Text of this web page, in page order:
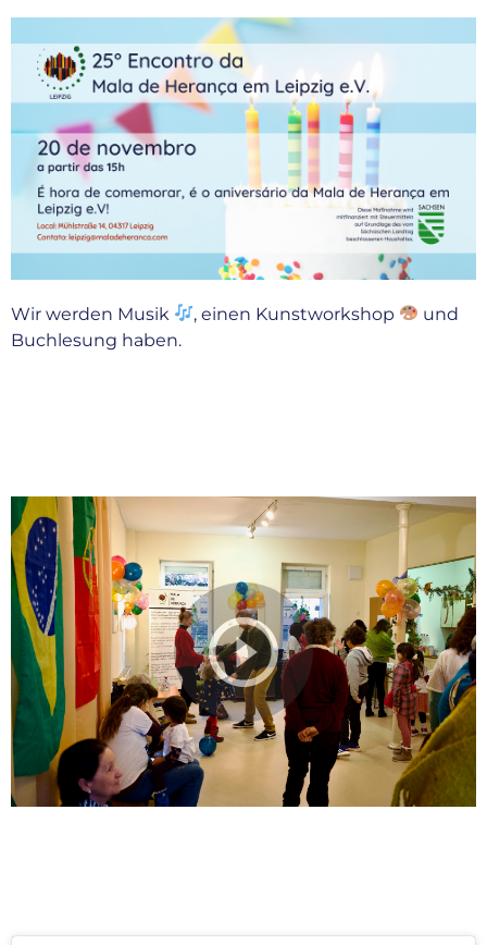
Wir werden Musik , einen Kunstworkshop
und
Buchlesung haben.